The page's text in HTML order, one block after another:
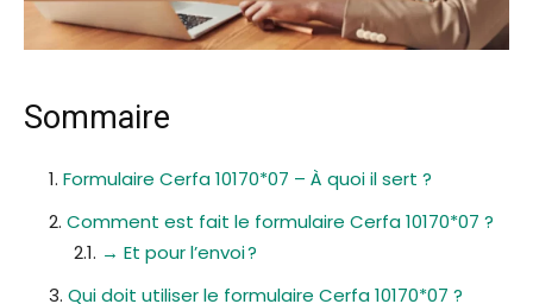
Sommaire
Formulaire Cerfa 10170*07 – À quoi il sert ?
Comment est fait le formulaire Cerfa 10170*07 ?
→ Et pour l’envoi ?
Qui doit utiliser le formulaire Cerfa 10170*07 ?